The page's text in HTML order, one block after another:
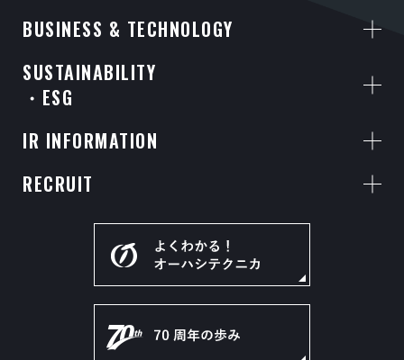
BUSINESS & TECHNOLOGY
SUSTAINABILITY
・ESG
IR INFORMATION
RECRUIT